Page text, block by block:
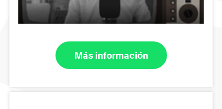
Más información